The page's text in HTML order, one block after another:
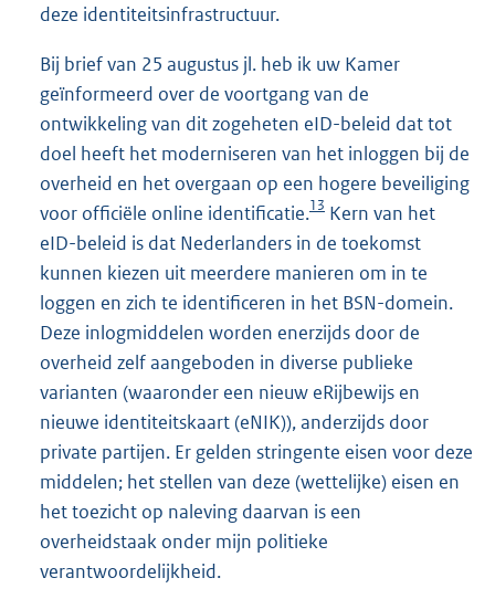
deze identiteitsinfrastructuur.
Bij brief van 25 augustus jl. heb ik uw Kamer
geïnformeerd over de voortgang van de
ontwikkeling van dit zogeheten eID-beleid dat tot
doel heeft het moderniseren van het inloggen bij de
overheid en het overgaan op een hogere beveiliging
voor officiële online identificatie.13 Kern van het
eID-beleid is dat Nederlanders in de toekomst
kunnen kiezen uit meerdere manieren om in te
loggen en zich te identificeren in het BSN-domein.
Deze inlogmiddelen worden enerzijds door de
overheid zelf aangeboden in diverse publieke
varianten (waaronder een nieuw eRijbewijs en
nieuwe identiteitskaart (eNIK)), anderzijds door
private partijen. Er gelden stringente eisen voor deze
middelen; het stellen van deze (wettelijke) eisen en
het toezicht op naleving daarvan is een
overheidstaak onder mijn politieke
verantwoordelijkheid.